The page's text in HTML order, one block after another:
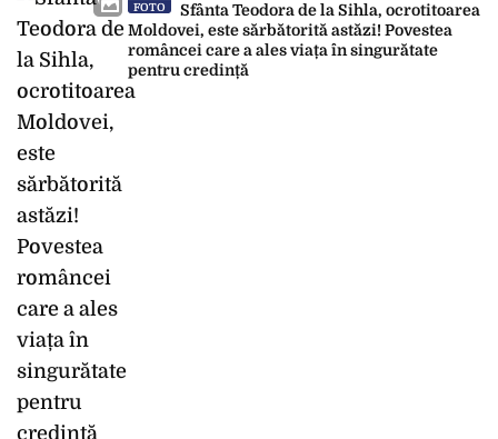
FOTO
Sfânta Teodora de la Sihla, ocrotitoarea
Moldovei, este sărbătorită astăzi! Povestea
româncei care a ales viața în singurătate
pentru credință